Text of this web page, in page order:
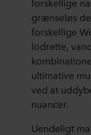
grænseløs
forskellige
lodrette,
ultimative
ved at
nuancer.
Uendeligt